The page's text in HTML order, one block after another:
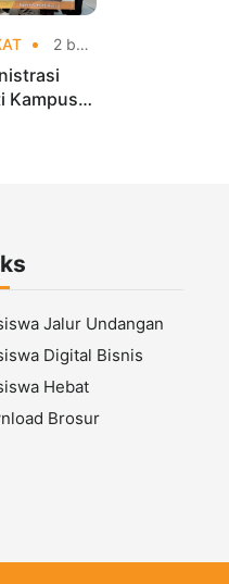
2 bulan yang lalu
Kampus
Jalur Undangan
Digital Bisnis
Hebat
Brosur